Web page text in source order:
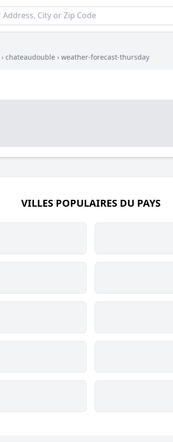
› chateaudouble › weather-forecast-thursday
VILLES POPULAIRES DU PAYS